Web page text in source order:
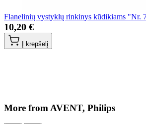
Flanelinių vystyklų rinkinys kūdikiams "Nr.
10,20 €
Į krepšelį
More from AVENT, Philips